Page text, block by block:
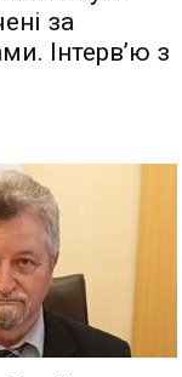
за
Інтерв’ю з